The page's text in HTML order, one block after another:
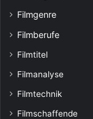
Filmgenre
Filmberufe
Filmtitel
Filmanalyse
Filmtechnik
Filmschaffende